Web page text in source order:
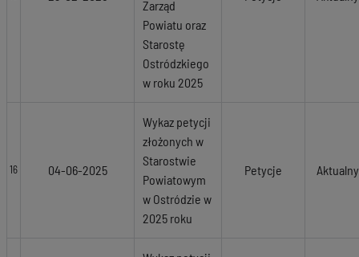
Zarząd
Powiatu oraz
Starostę
Ostródzkiego
w roku 2025
16 04-06-2025
Wykaz petycji
złożonych w
Starostwie
Powiatowym
w Ostródzie w
2025 roku
Petycje Aktualny